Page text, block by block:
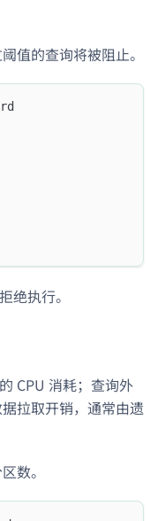
值的查询将被阻止。
绝执行。
CPU 消耗；查询外
拉取开销，通常由遗
数。